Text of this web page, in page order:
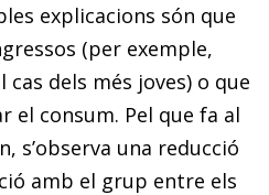
explicacions són que
(per exemple,
cas dels més joves) o que
el consum. Pel que fa al
s’observa una reducció
amb el grup entre els